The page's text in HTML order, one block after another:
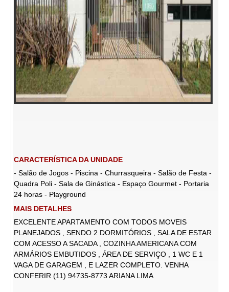
CARACTERÍSTICA DA UNIDADE
- Salão de Jogos - Piscina - Churrasqueira - Salão de Festa -
Quadra Poli - Sala de Ginástica - Espaço Gourmet - Portaria
24 horas - Playground
MAIS DETALHES
EXCELENTE APARTAMENTO COM TODOS MOVEIS
PLANEJADOS , SENDO 2 DORMITÓRIOS , SALA DE ESTAR
COM ACESSO A SACADA , COZINHA AMERICANA COM
ARMÁRIOS EMBUTIDOS , ÁREA DE SERVIÇO , 1 WC E 1
VAGA DE GARAGEM , E LAZER COMPLETO. VENHA
CONFERIR (11) 94735-8773 ARIANA LIMA